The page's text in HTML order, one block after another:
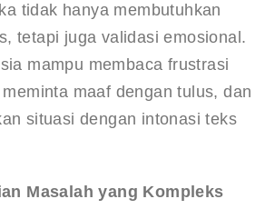
tidak hanya membutuhkan
tetapi juga validasi emosional.
mampu membaca frustrasi
maaf dengan tulus, dan
situasi dengan intonasi teks
Masalah yang Kompleks